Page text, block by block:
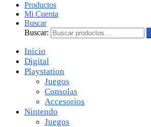
Productos
Mi Cuenta
Buscar
Buscar:
Inicio
Digital
Playstation
Juegos
Consolas
Accesorios
Nintendo
Juegos